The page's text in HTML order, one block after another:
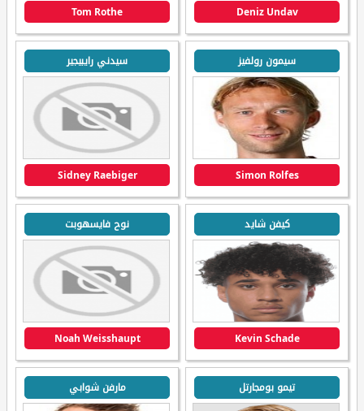
Deniz Undav
Tom Rothe
سيمون رولفيز
Simon Rolfes
سيدني رايبيجير
Sidney Raebiger
كيفن شايد
Kevin Schade
نوح فايسهوبت
Noah Weisshaupt
تيمو بومجارتل مارفن شوابي